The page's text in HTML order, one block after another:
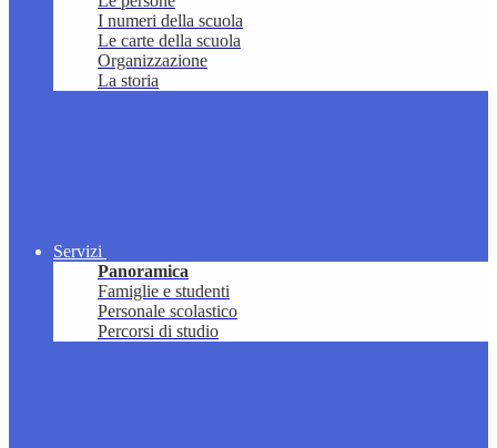
I numeri della scuola
Le carte della scuola
Organizzazione
La storia
Servizi
Panoramica
Famiglie e studenti
Personale scolastico
Percorsi di studio